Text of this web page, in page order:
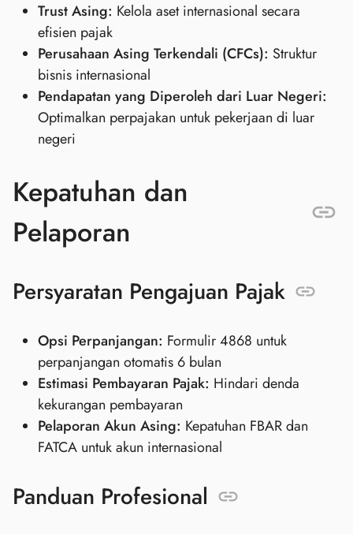
Trust Asing: Kelola aset internasional secara
efisien pajak
Perusahaan Asing Terkendali (CFCs): Struktur
bisnis internasional
Pendapatan yang Diperoleh dari Luar Negeri:
Optimalkan perpajakan untuk pekerjaan di luar
negeri
Kepatuhan dan
Pelaporan
Persyaratan Pengajuan Pajak
Opsi Perpanjangan: Formulir 4868 untuk
perpanjangan otomatis 6 bulan
Estimasi Pembayaran Pajak: Hindari denda
kekurangan pembayaran
Pelaporan Akun Asing: Kepatuhan FBAR dan
FATCA untuk akun internasional
Panduan Profesional